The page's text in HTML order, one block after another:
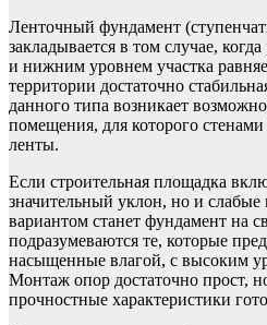
Ленточный фундамент
закладывается в том случае,
и нижним уровнем участка
территории достаточно
данного типа возникает
помещения, для которого
ленты.
Если строительная площадка
значительный уклон, но и
вариантом станет фундамент на
подразумеваются те, которые
насыщенные влагой, с высоким
Монтаж опор достаточно прост,
прочностные характеристики